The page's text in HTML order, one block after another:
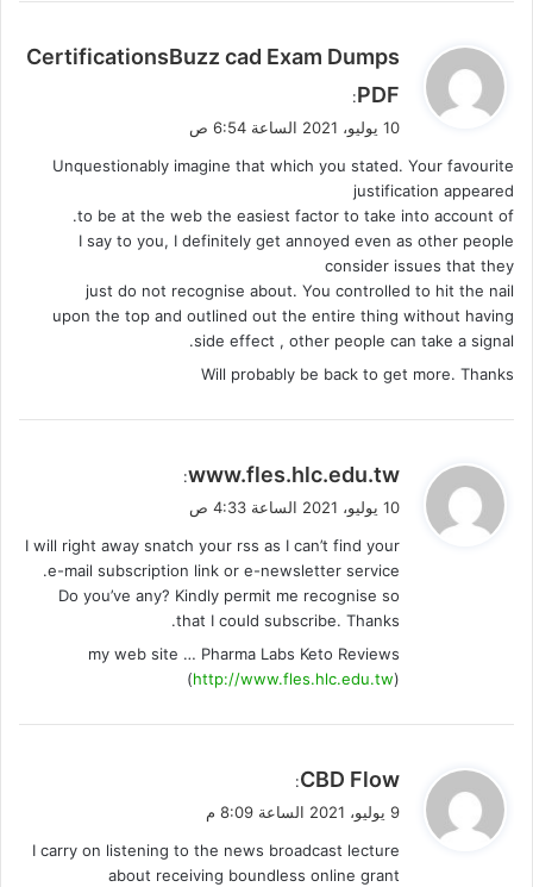
ي
ل
CertificationsBuzz cad Exam Dumps
PDF
:
10 يوليو، 2021 الساعة 6:54 ص
Unquestionably imagine that which you stated. Your favourite
justification appeared
to be at the web the easiest factor to take into account of.
I say to you, I definitely get annoyed even as other people
consider issues that they
just do not recognise about. You controlled to hit the nail
upon the top and outlined out the entire thing without having
side effect , other people can take a signal.
Will probably be back to get more. Thanks
ي
ق
ل
www.fles.hlc.edu.tw
:
10 يوليو، 2021 الساعة 4:33 ص
I will right away snatch your rss as I can’t find your
e-mail subscription link or e-newsletter service.
Do you’ve any? Kindly permit me recognise so
that I could subscribe. Thanks.
my web site … Pharma Labs Keto Reviews
(http://www.fles.hlc.edu.tw)
ي
ق
ل
CBD Flow
:
9 يوليو، 2021 الساعة 8:09 م
I carry on listening to the news broadcast lecture
about receiving boundless online grant